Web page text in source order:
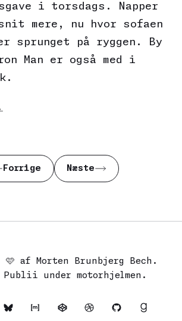
i torsdags. Napper
mere, nu hvor sofaen
sprunget på ryggen. By
Man er også med i
Forrige Næste
🩷 af Morten Brunbjerg Bech.
Publii under motorhjelmen.